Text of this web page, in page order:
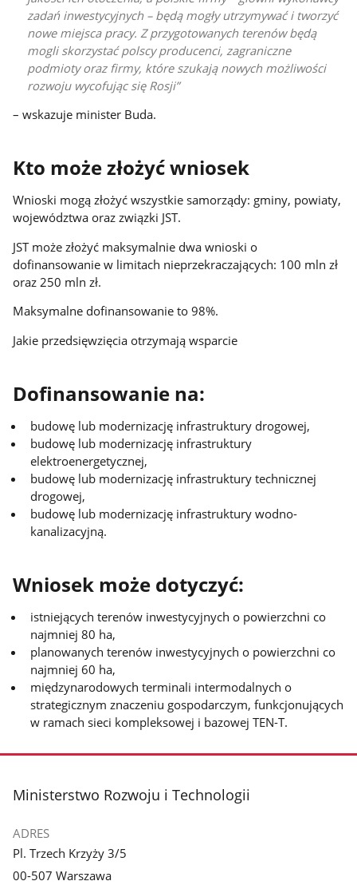
zadań inwestycyjnych – będą mogły utrzymywać i tworzyć
nowe miejsca pracy. Z przygotowanych terenów będą
mogli skorzystać polscy producenci, zagraniczne
podmioty oraz firmy, które szukają nowych możliwości
rozwoju wycofując się Rosji
– wskazuje minister Buda.
Kto może złożyć wniosek
Wnioski mogą złożyć wszystkie samorządy: gminy, powiaty,
województwa oraz związki JST.
JST może złożyć maksymalnie dwa wnioski o
dofinansowanie w limitach nieprzekraczających: 100 mln zł
oraz 250 mln zł.
Maksymalne dofinansowanie to 98%.
Jakie przedsięwzięcia otrzymają wsparcie
Dofinansowanie na:
budowę lub modernizację infrastruktury drogowej,
budowę lub modernizację infrastruktury
elektroenergetycznej,
budowę lub modernizację infrastruktury technicznej
drogowej,
budowę lub modernizację infrastruktury wodno-
kanalizacyjną.
Wniosek może dotyczyć:
istniejących terenów inwestycyjnych o powierzchni co
najmniej 80 ha,
planowanych terenów inwestycyjnych o powierzchni co
najmniej 60 ha,
międzynarodowych terminali intermodalnych o
strategicznym znaczeniu gospodarczym, funkcjonujących
w ramach sieci kompleksowej i bazowej TEN-T.
stopka
Ministerstwo Rozwoju i Technologii
ADRES
Pl. Trzech Krzyży 3/5
00-507 Warszawa